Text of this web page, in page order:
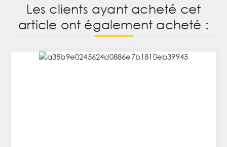
Les clients ayant acheté cet
article ont également acheté :